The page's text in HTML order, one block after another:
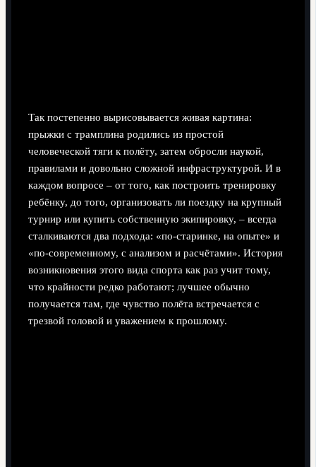
Так постепенно вырисовывается живая картина:
прыжки с трамплина родились из простой
человеческой тяги к полёту, затем обросли наукой,
правилами и довольно сложной инфраструктурой. И в
каждом вопросе – от того, как построить тренировку
ребёнку, до того, организовать ли поездку на крупный
турнир или купить собственную экипировку, – всегда
сталкиваются два подхода: «по-старинке, на опыте» и
«по-современному, с анализом и расчётами». История
возникновения этого вида спорта как раз учит тому,
что крайности редко работают; лучшее обычно
получается там, где чувство полёта встречается с
трезвой головой и уважением к прошлому.